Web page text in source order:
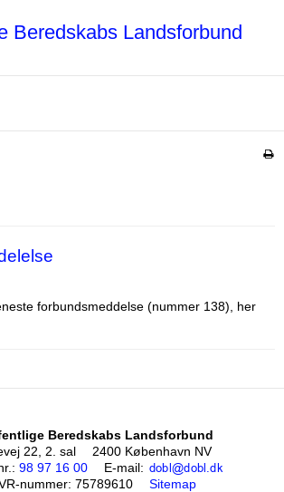
Beredskabs Landsforbund
forbundsmeddelse (nummer 138), her
Beredskabs Landsforbund
22, 2. sal
2400 København NV
: 98 97 16 00 E-mail:
nummer: 75789610 Sitemap